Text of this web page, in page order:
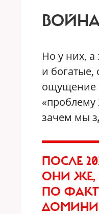
Но у них,
и
ощущение
«проблему
зачем мы
ПОСЛЕ
ОНИ ЖЕ,
ПО